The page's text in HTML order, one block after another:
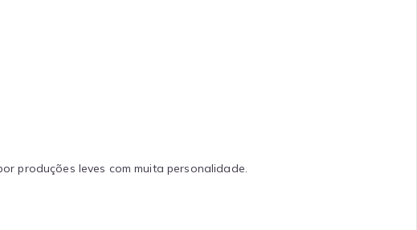
produções leves com muita personalidade.